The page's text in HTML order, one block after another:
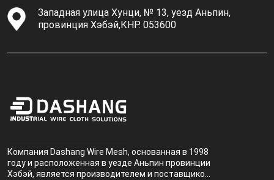
Западная улица Хунци, № 13, уезд Аньпин,
провинция Хэбэй,КНР. 053600
Компания Dashang Wire Mesh, основанная в 1998
году и расположенная в уезде Аньпин провинции
Хэбэй, является производителем и поставщиком,